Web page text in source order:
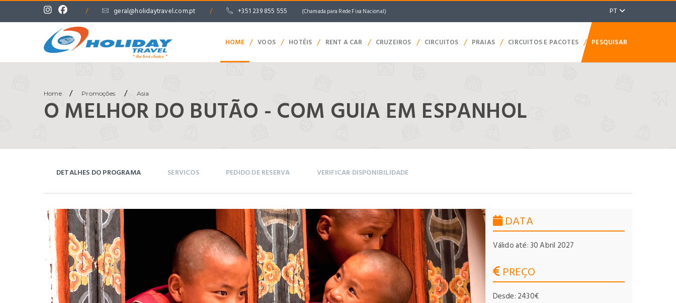
/ geral@holidaytravel.com.pt / +351 239 855 555 (Chamada para Rede Fixa Nacional) PT
HOME / VOOS / HOTÉIS / RENT A CAR / CRUZEIROS / CIRCUITOS / PRAIAS / CIRCUITOS E PACOTES / PESQUISAR
Home / Promoções / Asia
O MELHOR DO BUTÃO - COM GUIA EM ESPANHOL
DETALHES DO PROGRAMA SERVICOS PEDIDO DE RESERVA VERIFICAR DISPONIBILIDADE
DATA
Válido até: 30 Abril 2027
PREÇO
Desde: 2430€